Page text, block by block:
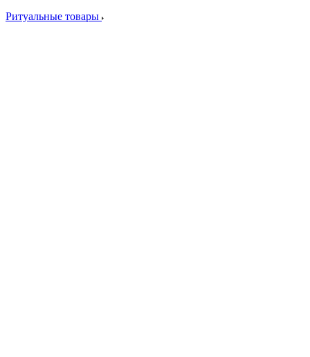
Ритуальные товары